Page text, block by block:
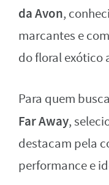
da Avon,
marcantes e
do floral exótico
Para quem
Far Away,
destacam pela
performance e